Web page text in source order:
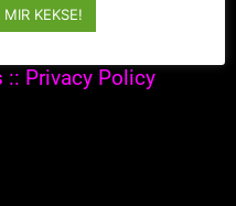
Events. All rights
:: Privacy Policy
KEKSE!